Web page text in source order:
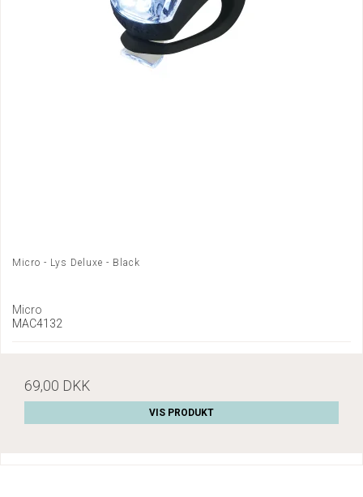
Micro - Lys Deluxe - Black
Micro
MAC4132
69,00 DKK
VIS PRODUKT